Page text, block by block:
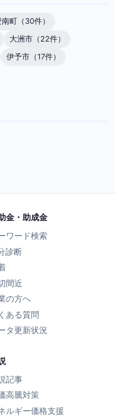
町（30件）
大洲市（22件）
伊予市（17件）
金・助成金
ワード検索
診断
間近
の方へ
ある質問
タ更新状況
記事
高騰対策
ルギー価格支援